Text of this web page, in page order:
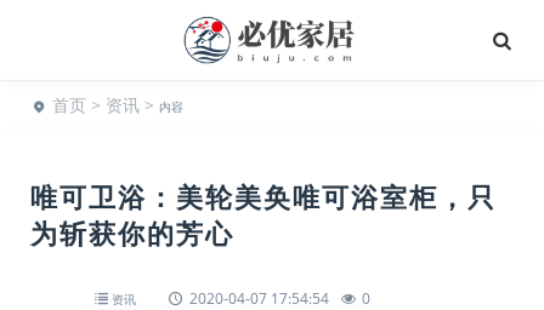
首页 > 资讯 > 内容
唯可卫浴：美轮美奂唯可浴室柜，只
为斩获你的芳心
资讯 2020-04-07 17:54:54 0